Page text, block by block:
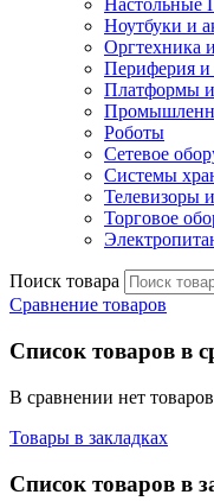
Настольные
Ноутбуки и
Оргтехника
Периферия и
Платформы и
Роботы
Сетевое
Системы
Телевизоры
Торговое
Поиск товара
Сравнение товаров
Список товаров в
В сравнении нет товаров
Товары в закладках
Список товаров в